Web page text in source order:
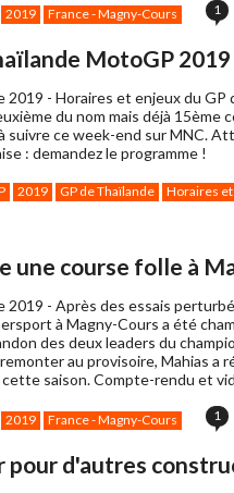
2019 France - Magny-Cours 1
MotoGP 2019
2019 - Horaires et enjeux du GP
du nom mais déjà 15ème
suivre ce week-end sur MNC.
: demandez le programme !
2019 GP de Thaïlande Horaires
une course folle à
2019 - Après des essais
à Magny-Cours a été
des deux leaders du
au provisoire, Mahias a
saison. Compte-rendu et
2019 France - Magny-Cours 1
d'autres